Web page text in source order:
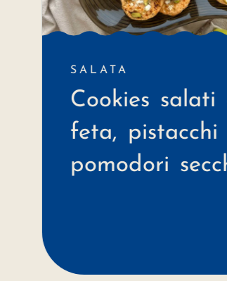
SALATA
Cookies salati
feta, pistacchi
pomodori